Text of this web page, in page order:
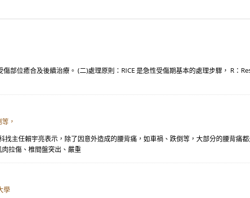
部位癒合及後續治療。 (二)處理原則：RICE 是急性受傷期基本的處理步驟， R：
，
主任賴宇亮表示，除了因意外造成的腰背痛，如車禍、跌倒等，大部分的腰背痛
拉傷、椎間盤突出、嚴重
學